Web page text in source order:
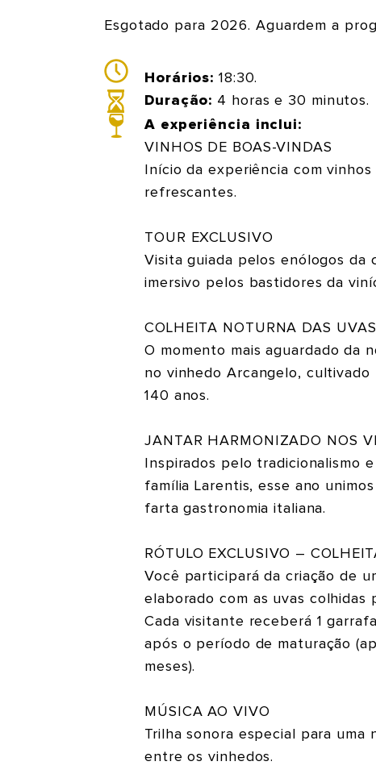
Esgotado para 2026. Aguardem a
Horários: 18:30.
Duração: 4 horas e 30 minutos.
A experiência inclui:
VINHOS DE BOAS-VINDAS
Início da experiência com
refrescantes.
TOUR EXCLUSIVO
Visita guiada pelos enólogos da
imersivo pelos bastidores da
COLHEITA NOTURNA DAS UVAS
O momento mais aguardado da
no vinhedo Arcangelo, cultivado
140 anos.
JANTAR HARMONIZADO NOS
Inspirados pelo tradicionalismo
família Larentis, esse ano
farta gastronomia italiana.
RÓTULO EXCLUSIVO –
Você participará da criação de
elaborado com as uvas colhidas
Cada visitante receberá 1
após o período de maturação
meses).
MÚSICA AO VIVO
Trilha sonora especial para uma
entre os vinhedos.